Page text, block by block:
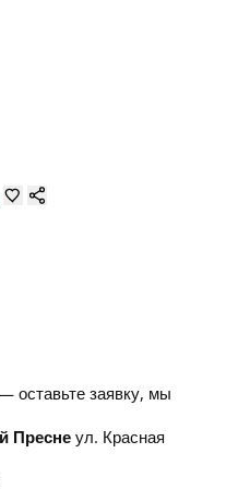
оставьте заявку, мы
Пресне ул. Красная